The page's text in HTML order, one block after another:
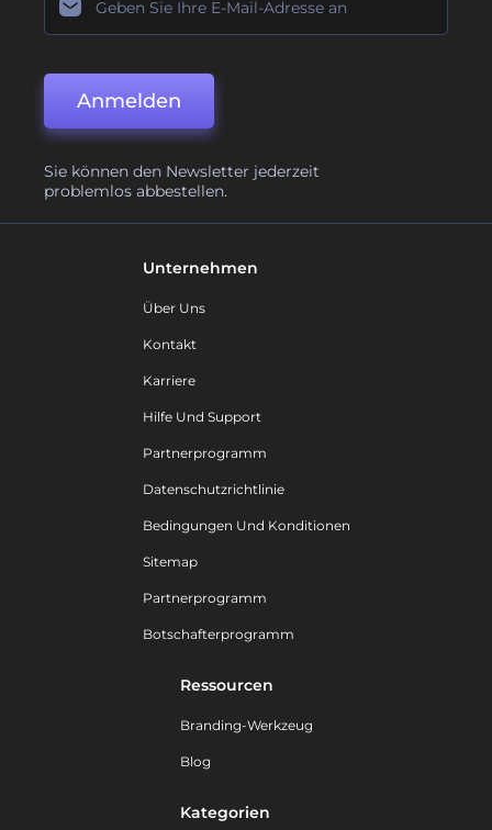
Anmelden
Sie können den Newsletter jederzeit
problemlos abbestellen.
Unternehmen
Über Uns
Kontakt
Karriere
Hilfe Und Support
Partnerprogramm
Datenschutzrichtlinie
Bedingungen Und Konditionen
Sitemap
Partnerprogramm
Botschafterprogramm
Ressourcen
Branding-Werkzeug
Blog
Kategorien